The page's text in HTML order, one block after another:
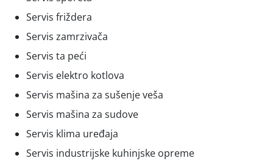
Servis friždera
Servis zamrzivača
Servis ta peći
Servis elektro kotlova
Servis mašina za sušenje veša
Servis mašina za sudove
Servis klima uređaja
Servis industrijske kuhinjske opreme